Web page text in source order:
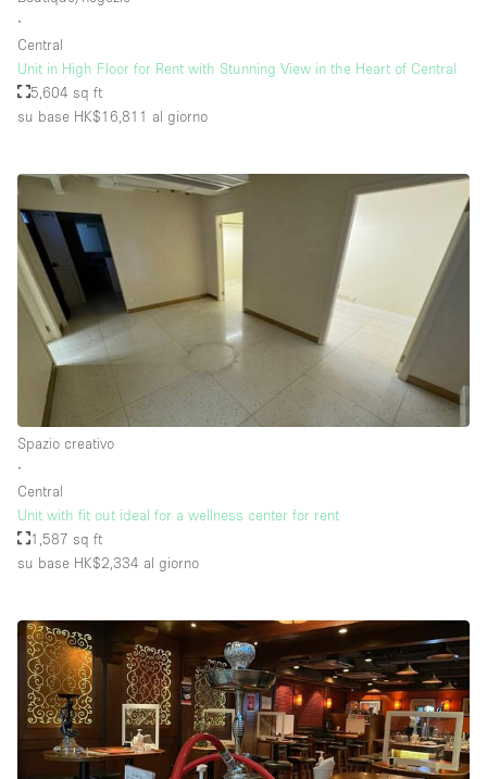
∙
Central
Unit in High Floor for Rent with Stunning View in the Heart of Central
5,604 sq ft
su base HK$16,811 al giorno
Spazio creativo
∙
Central
Unit with fit out ideal for a wellness center for rent
1,587 sq ft
su base HK$2,334 al giorno